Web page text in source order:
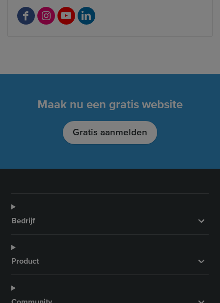
F
I
g
Y
b
L
d
n
Maak nu een gratis website
Gratis aanmelden
Bedrijf
Product